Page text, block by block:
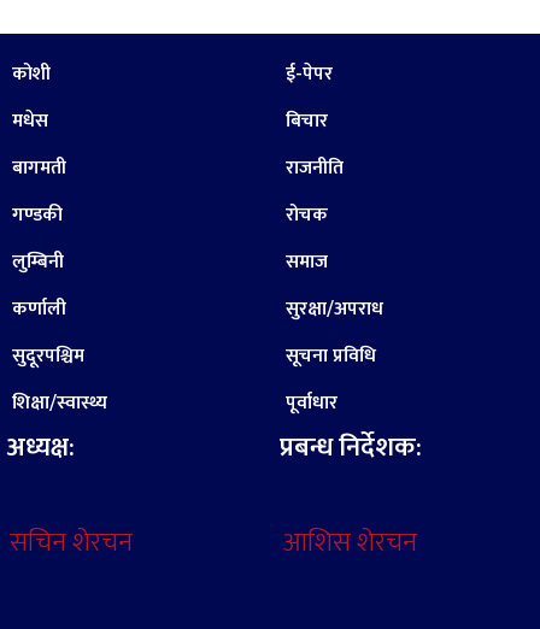
कोशी
मधेस
बागमती
गण्डकी
लुम्बिनी
कर्णाली
सुदूरपश्चिम
शिक्षा/स्वास्थ्य
अध्यक्ष:
सचिन शेरचन
ई-पेपर
बिचार
राजनीति
रोचक
समाज
सुरक्षा/अपराध
सूचना प्रविधि
पूर्वाधार
प्रबन्ध निर्देशक:
आशिस शेरचन